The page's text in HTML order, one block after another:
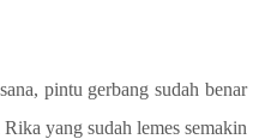
pintu gerbang sudah benar
yang sudah lemes semakin